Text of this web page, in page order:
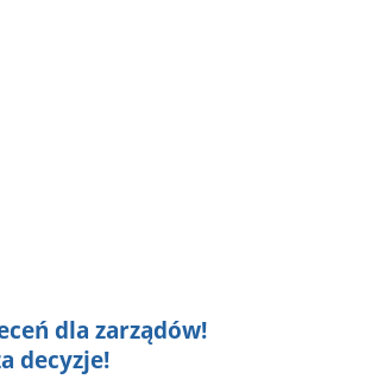
dla zarządów!
decyzje!